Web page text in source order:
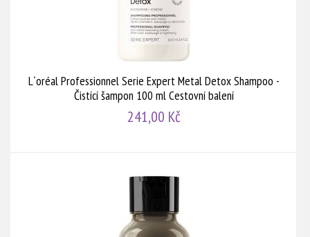
L´oréal Professionnel Serie Expert Metal Detox Shampoo -
Čistící šampon 100 ml Cestovní balení
241,00 Kč